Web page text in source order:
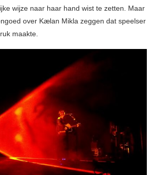
wijze naar haar hand wist te zetten. Maar
over Kælan Mikla zeggen dat speelser
maakte.